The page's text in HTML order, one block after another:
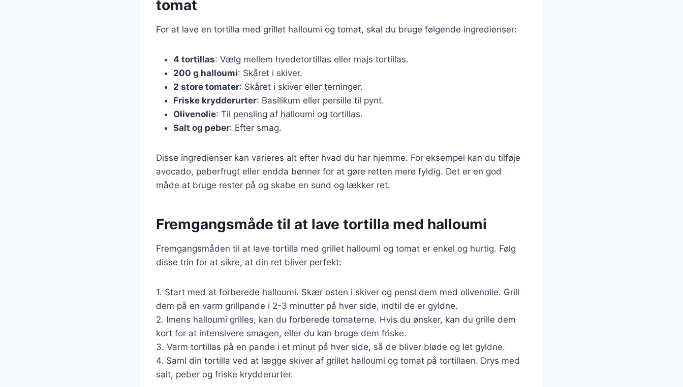
tomat
For at lave en tortilla med grillet halloumi og tomat, skal du bruge følgende ingredienser:
4 tortillas: Vælg mellem hvedetortillas eller majs tortillas.
200 g halloumi: Skåret i skiver.
2 store tomater: Skåret i skiver eller terninger.
Friske krydderurter: Basilikum eller persille til pynt.
Olivenolie: Til pensling af halloumi og tortillas.
Salt og peber: Efter smag.
Disse ingredienser kan varieres alt efter hvad du har hjemme. For eksempel kan du tilføje
avocado, peberfrugt eller endda bønner for at gøre retten mere fyldig. Det er en god
måde at bruge rester på og skabe en sund og lækker ret.
Fremgangsmåde til at lave tortilla med halloumi
Fremgangsmåden til at lave tortilla med grillet halloumi og tomat er enkel og hurtig. Følg
disse trin for at sikre, at din ret bliver perfekt:
1. Start med at forberede halloumi. Skær osten i skiver og pensl dem med olivenolie. Grill
dem på en varm grillpande i 2-3 minutter på hver side, indtil de er gyldne.
2. Imens halloumi grilles, kan du forberede tomaterne. Hvis du ønsker, kan du grille dem
kort for at intensivere smagen, eller du kan bruge dem friske.
3. Varm tortillas på en pande i et minut på hver side, så de bliver bløde og let gyldne.
4. Saml din tortilla ved at lægge skiver af grillet halloumi og tomat på tortillaen. Drys med
salt, peber og friske krydderurter.